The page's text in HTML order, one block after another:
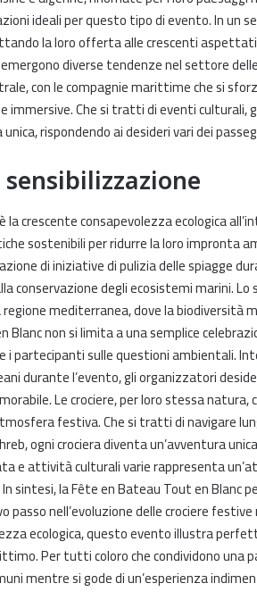
ideali per questo tipo di evento. In un
la loro offerta alle crescenti
diverse tendenze nel settore
con le compagnie marittime che si
immersive. Che si tratti di eventi culturali,
rispondendo ai desideri vari dei
crescente consapevolezza ecologica
sostenibili per ridurre la loro impronta
di iniziative di pulizia delle spiagge
conservazione degli ecosistemi marini. Lo
mediterranea, dove la biodiversità
non si limita a una semplice
i partecipanti sulle questioni ambientali.
durante l’evento, gli organizzatori
Le crociere, per loro stessa natura,
festiva. Che si tratti di navigare
ogni crociera diventa un’avventura
e attività culturali varie rappresenta
sintesi, la Fête en Bateau Tout en Blanc
nell’evoluzione delle crociere
ecologica, questo evento illustra
Per tutti coloro che condividono una
mentre si gode di un’esperienza
Croisières
Escales en
Casablanca:
Cruise Season
Casablanca:
stagione
Casablanca :
saison de